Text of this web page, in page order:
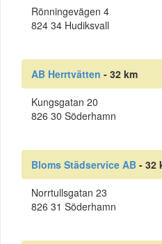
Rönningevägen 4
824 34 Hudiksvall
AB Herrtvätten - 32 km
Kungsgatan 20
826 30 Söderhamn
Bloms Städservice AB - 32
Norrtullsgatan 23
826 31 Söderhamn